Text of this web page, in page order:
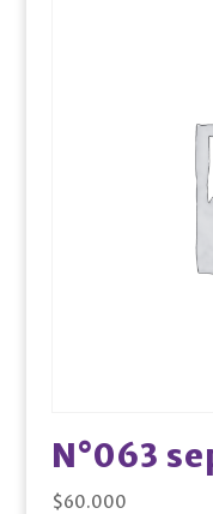
N°063
$60.000